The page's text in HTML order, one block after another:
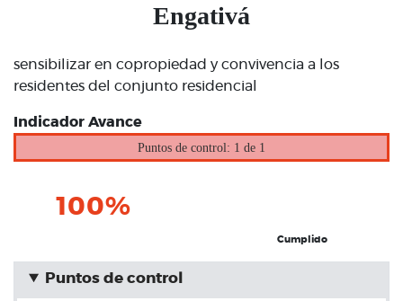
Engativá
sensibilizar en copropiedad y convivencia a los
residentes del conjunto residencial
Indicador Avance
Puntos de control: 1 de 1
100%
Cumplido
Puntos de control